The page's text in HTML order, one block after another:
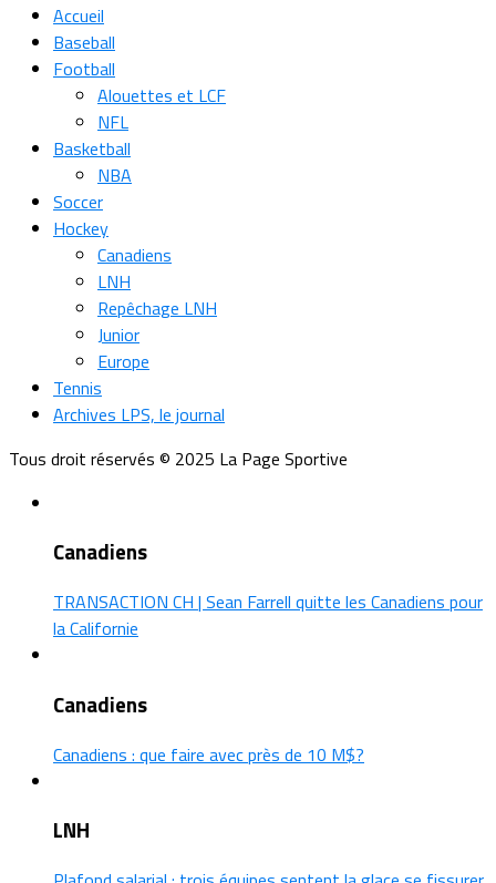
Accueil
Baseball
Football
Alouettes et LCF
NFL
Basketball
NBA
Soccer
Hockey
Canadiens
LNH
Repêchage LNH
Junior
Europe
Tennis
Archives LPS, le journal
Tous droit réservés © 2025 La Page Sportive
Canadiens
TRANSACTION CH | Sean Farrell quitte les Canadiens pour
la Californie
Canadiens
Canadiens : que faire avec près de 10 M$?
LNH